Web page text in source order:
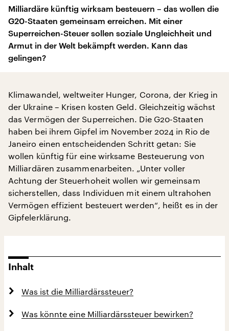
Milliardäre künftig wirksam besteuern – das wollen die
G20-Staaten gemeinsam erreichen. Mit einer
Superreichen-Steuer sollen soziale Ungleichheit und
Armut in der Welt bekämpft werden. Kann das
gelingen?
Klimawandel, weltweiter Hunger, Corona, der Krieg in
der Ukraine – Krisen kosten Geld. Gleichzeitig wächst
das Vermögen der Superreichen. Die G20-Staaten
haben bei ihrem Gipfel im November 2024 in Rio de
Janeiro einen entscheidenden Schritt getan: Sie
wollen künftig für eine wirksame Besteuerung von
Milliardären zusammenarbeiten. „Unter voller
Achtung der Steuerhoheit wollen wir gemeinsam
sicherstellen, dass Individuen mit einem ultrahohen
Vermögen effizient besteuert werden“, heißt es in der
Gipfelerklärung.
Inhalt
Was ist die Milliardärssteuer?
Was könnte eine Milliardärssteuer bewirken?